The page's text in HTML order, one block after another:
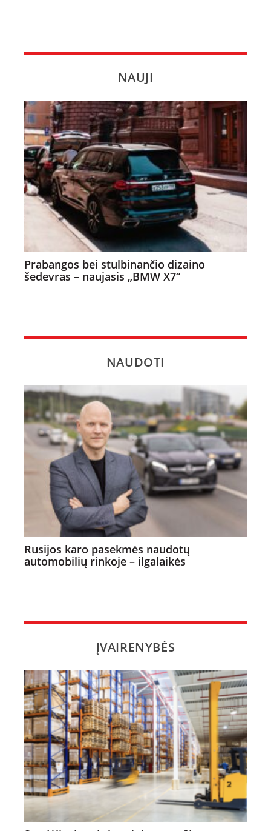
NAUJI
Prabangos bei stulbinančio dizaino
šedevras – naujasis „BMW X7“
NAUDOTI
Rusijos karo pasekmės naudotų
automobilių rinkoje – ilgalaikės
ĮVAIRENYBĖS